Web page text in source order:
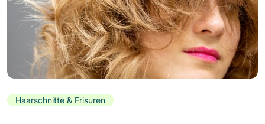
Haarschnitte & Frisuren